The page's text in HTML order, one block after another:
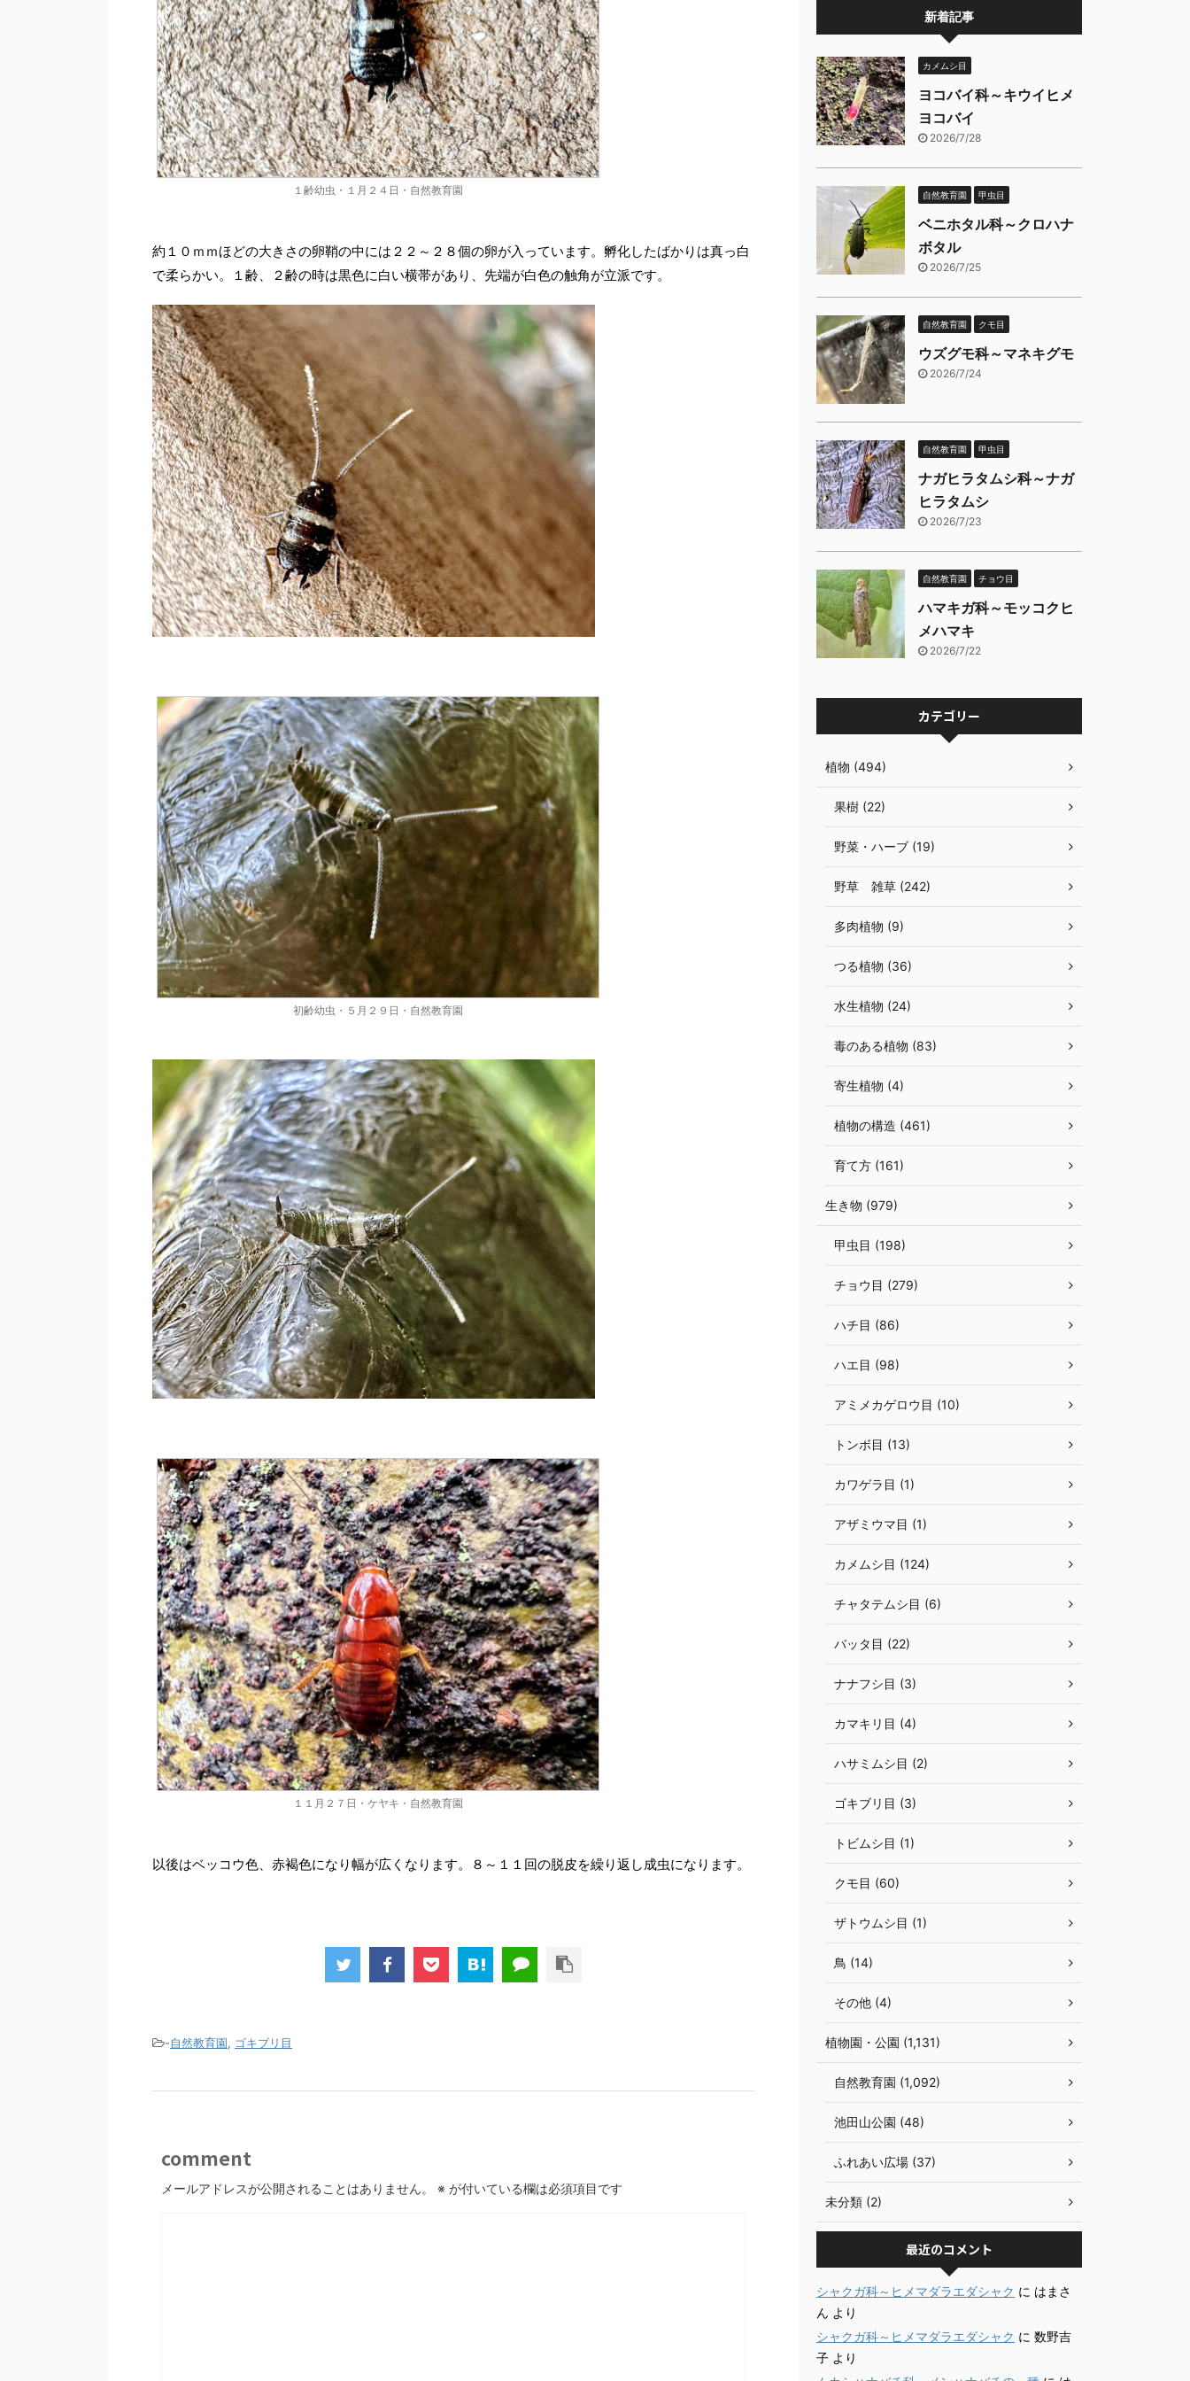
１齢幼虫・１月２４日・自然教育園
約１０ｍｍほどの大きさの卵鞘の中には２２～２８個の卵が入っています。孵化したばかりは真っ白
で柔らかい。１齢、２齢の時は黒色に白い横帯があり、先端が白色の触角が立派です。
初齢幼虫・５月２９日・自然教育園
１１月２７日・ケヤキ・自然教育園
以後はベッコウ色、赤褐色になり幅が広くなります。８～１１回の脱皮を繰り返し成虫になります。
-自然教育園, ゴキブリ目
comment
メールアドレスが公開されることはありません。 ※ が付いている欄は必須項目です
新着記事
カメムシ目
ヨコバイ科～キウイヒメ
ヨコバイ
2026/7/28
自然教育園 甲虫目
ベニホタル科～クロハナ
ボタル
2026/7/25
自然教育園 クモ目
ウズグモ科～マネキグモ
2026/7/24
自然教育園 甲虫目
ナガヒラタムシ科～ナガ
ヒラタムシ
2026/7/23
自然教育園 チョウ目
ハマキガ科～モッコクヒ
メハマキ
2026/7/22
カテゴリー
植物 (494)
果樹 (22)
野菜・ハーブ (19)
野草 雑草 (242)
多肉植物 (9)
つる植物 (36)
水生植物 (24)
毒のある植物 (83)
寄生植物 (4)
植物の構造 (461)
育て方 (161)
生き物 (979)
甲虫目 (198)
チョウ目 (279)
ハチ目 (86)
ハエ目 (98)
アミメカゲロウ目 (10)
トンボ目 (13)
カワゲラ目 (1)
アザミウマ目 (1)
カメムシ目 (124)
チャタテムシ目 (6)
バッタ目 (22)
ナナフシ目 (3)
カマキリ目 (4)
ハサミムシ目 (2)
ゴキブリ目 (3)
トビムシ目 (1)
クモ目 (60)
ザトウムシ目 (1)
鳥 (14)
その他 (4)
植物園・公園 (1,131)
自然教育園 (1,092)
池田山公園 (48)
ふれあい広場 (37)
未分類 (2)
最近のコメント
シャクガ科～ヒメマダラエダシャク に はまさ
ん より
シャクガ科～ヒメマダラエダシャク に 数野吉
子 より